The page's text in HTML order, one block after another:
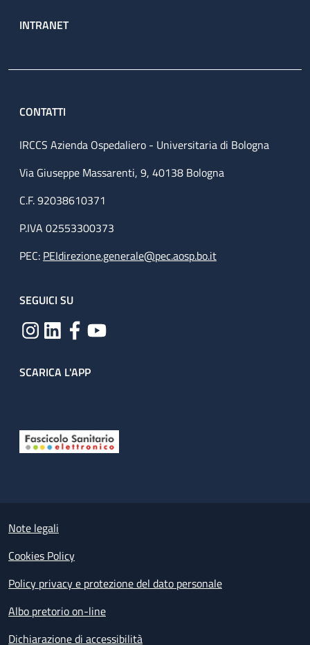
INTRANET
CONTATTI
IRCCS Azienda Ospedaliero - Universitaria di Bologna
Via Giuseppe Massarenti, 9, 40138 Bologna
C.F. 92038610371
P.IVA 02553300373
PEC: PEIdirezione.generale@pec.aosp.bo.it
SEGUICI SU
SCARICA L'APP
Small prints
Note legali
Cookies Policy
Policy privacy e protezione del dato personale
Albo pretorio on-line
Dichiarazione di accessibilità